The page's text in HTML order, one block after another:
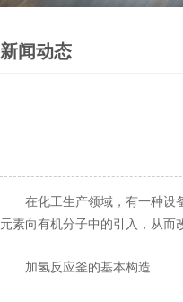
新闻动态
在化工生产领域，有一种设
元素向有机分子中的引入，从而
加氢反应釜的基本构造